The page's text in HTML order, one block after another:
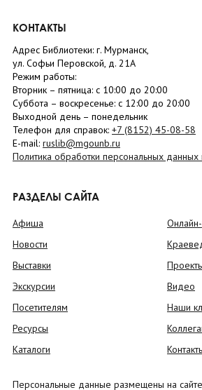
КОНТАКТЫ
Адрес Библиотеки: г. Мурманск,
ул. Софьи Перовской, д. 21А
Режим работы:
Вторник – пятница: с 10:00 до 20:00
Суббота – воскресенье: c 12:00 до 20:00
Выходной день – понедельник
Телефон для справок: +7 (8152) 45-08-58
E-mail: ruslib@mgounb.ru
Политика обработки персональных
РАЗДЕЛЫ САЙТА
Афиша
Новости
Выставки
Экскурсии
Посетителям
Ресурсы
Каталоги
Онлайн-
Видео
Наши
Персональные данные размещены на сайте